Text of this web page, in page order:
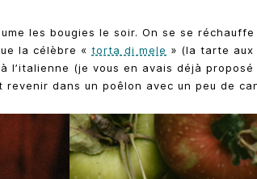
les bougies le soir. On se se
la célèbre « torta di mele » (la tarte aux
(je vous en avais déjà
dans un poêlon avec un peu de